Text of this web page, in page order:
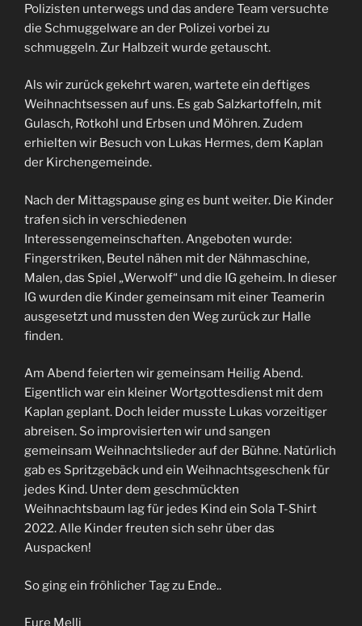
Polizisten unterwegs und das andere Team versuchte
die Schmuggelware an der Polizei vorbei zu
schmuggeln. Zur Halbzeit wurde getauscht.
Als wir zurück gekehrt waren, wartete ein deftiges
Weihnachtsessen auf uns. Es gab Salzkartoffeln, mit
Gulasch, Rotkohl und Erbsen und Möhren. Zudem
erhielten wir Besuch von Lukas Hermes, dem Kaplan
der Kirchengemeinde.
Nach der Mittagspause ging es bunt weiter. Die Kinder
trafen sich in verschiedenen
Interessengemeinschaften. Angeboten wurde:
Fingerstriken, Beutel nähen mit der Nähmaschine,
Malen, das Spiel „Werwolf“ und die IG geheim. In dieser
IG wurden die Kinder gemeinsam mit einer Teamerin
ausgesetzt und mussten den Weg zurück zur Halle
finden.
Am Abend feierten wir gemeinsam Heilig Abend.
Eigentlich war ein kleiner Wortgottesdienst mit dem
Kaplan geplant. Doch leider musste Lukas vorzeitiger
abreisen. So improvisierten wir und sangen
gemeinsam Weihnachtslieder auf der Bühne. Natürlich
gab es Spritzgebäck und ein Weihnachtsgeschenk für
jedes Kind. Unter dem geschmückten
Weihnachtsbaum lag für jedes Kind ein Sola T-Shirt
2022. Alle Kinder freuten sich sehr über das
Auspacken!
So ging ein fröhlicher Tag zu Ende..
Eure Melli